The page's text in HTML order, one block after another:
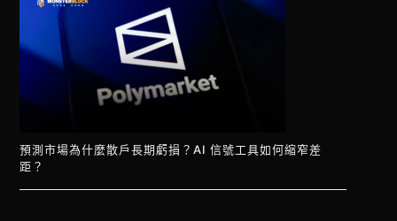
預測市場為什麼散戶長期虧損？AI 信號工具如何縮窄差
距？